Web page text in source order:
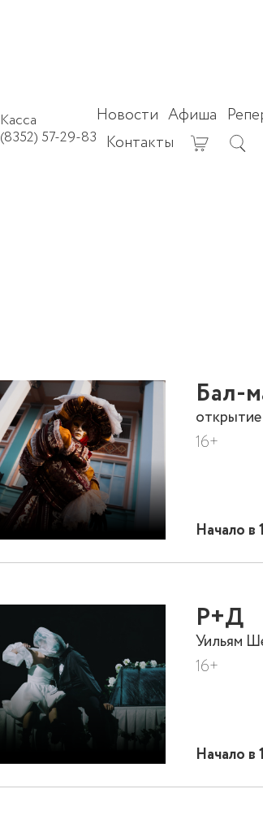
Касса
(8352) 57-29-83
Новости Афиша
Контакты
Бал-
16+
Начало в
Р+Д
Уильям
16+
Начало в